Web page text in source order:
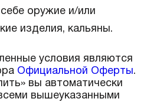
оружие и/или
изделия, кальяны.
условия являются
Официальной Оферты.
вы автоматически
вышеуказанными